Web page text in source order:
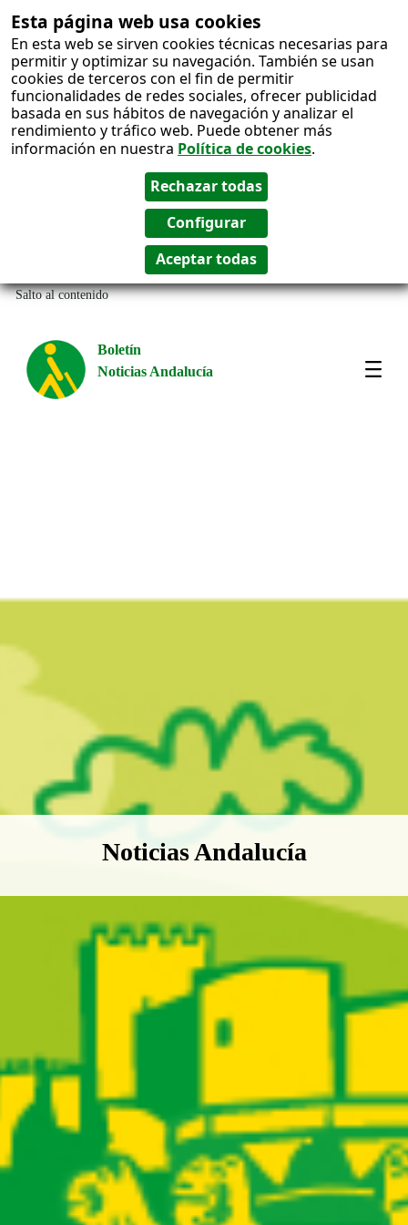
Esta página web usa cookies
En esta web se sirven cookies técnicas necesarias para
permitir y optimizar su navegación. También se usan
cookies de terceros con el fin de permitir
funcionalidades de redes sociales, ofrecer publicidad
basada en sus hábitos de navegación y analizar el
rendimiento y tráfico web. Puede obtener más
información en nuestra Política de cookies.
Salto al contenido
Boletín
Noticias Andalucía
Boletín Noticias Andalucía
Noticias Andalucía